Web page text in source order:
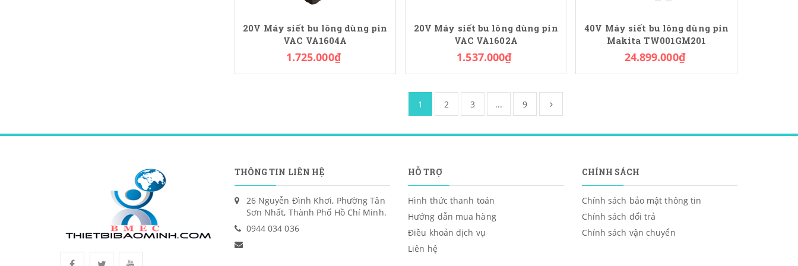
20V Máy siết bu lông dùng pin
VAC VA1604A
1.725.000₫
20V Máy siết bu lông dùng pin
VAC VA1602A
1.537.000₫
40V Máy siết bu lông dùng pin
Makita TW001GM201
24.899.000₫
1 2 3 ... 9
THÔNG TIN LIÊN HỆ
26 Nguyễn Đình Khơi, Phường Tân
Sơn Nhất, Thành Phố Hồ Chí Minh.
0944 034 036
HỖ TRỢ
Hình thức thanh toán
Hướng dẫn mua hàng
Điều khoản dịch vụ
Liên hệ
CHÍNH SÁCH
Chính sách bảo mật thông tin
Chính sách đổi trả
Chính sách vận chuyển